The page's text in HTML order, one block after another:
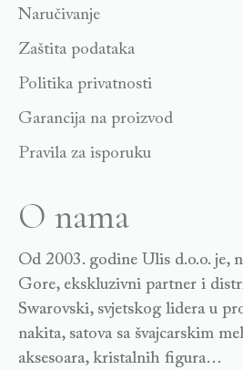
Naručivanje
Zaštita podataka
Politika privatnosti
Garancija na proizvod
Pravila za isporuku
O nama
Od 2003. godine Ulis d.o.o. je,
Gore, ekskluzivni partner i
Swarovski, svjetskog lidera u
nakita, satova sa švajcarskim
aksesoara, kristalnih figura…